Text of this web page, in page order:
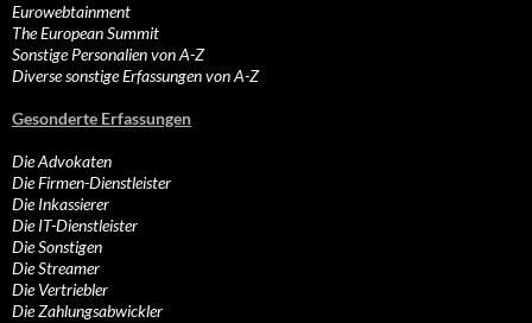
Eurowebtainment
The European Summit
Sonstige Personalien von A-Z
Diverse sonstige Erfassungen von A-Z
Gesonderte Erfassungen
Die Advokaten
Die Firmen-Dienstleister
Die Inkassierer
Die IT-Dienstleister
Die Sonstigen
Die Streamer
Die Vertriebler
Die Zahlungsabwickler